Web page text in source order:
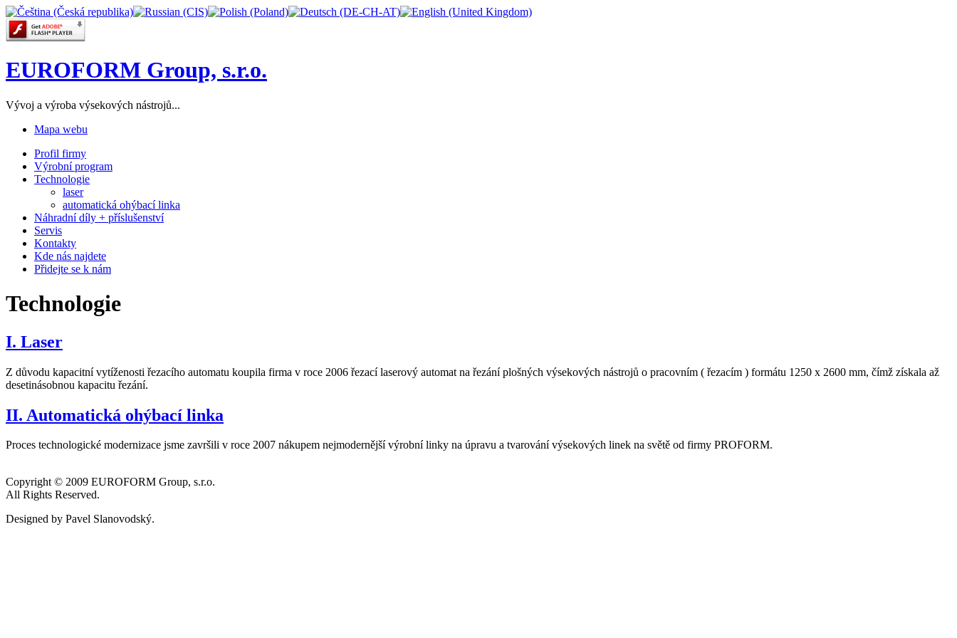
EUROFORM Group, s.r.o.
Vývoj a výroba výsekových nástrojů...
Mapa webu
Profil firmy
Výrobní program
Technologie
laser
automatická ohýbací linka
Náhradní díly + příslušenství
Servis
Kontakty
Kde nás najdete
Přidejte se k nám
Technologie
I. Laser
Z důvodu kapacitní vytíženosti řezacího automatu koupila firma v roce 2006 řezací laserový automat na řezání plošných výsekových nástrojů o pracovním ( řezacím ) formátu 1250 x 2600 mm, čímž získala až
desetinásobnou kapacitu řezání.
II. Automatická ohýbací linka
Proces technologické modernizace jsme završili v roce 2007 nákupem nejmodernější výrobní linky na úpravu a tvarování výsekových linek na světě od firmy PROFORM.
Copyright © 2009 EUROFORM Group, s.r.o.
All Rights Reserved.
Designed by Pavel Slanovodský.